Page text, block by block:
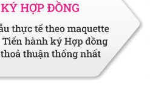
tạo nên hình ảnh trẻ trung
thoải mái cho nhân viên.